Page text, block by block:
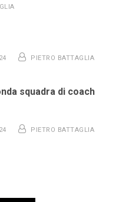
PIETRO BATTAGLIA
squadra di coach
PIETRO BATTAGLIA